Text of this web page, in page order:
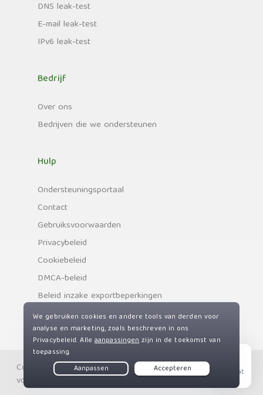
DNS leak-test
E-mail leak-test
IPv6 leak-test
Bedrijf
Over ons
Bedrijven die we ondersteunen
Hulp
Ondersteuningsportaal
Contact
Gebruiksvoorwaarden
Privacybeleid
Cookiebeleid
DMCA-beleid
Beleid inzake exportbeperkingen
Copyright © Private Internet Access, Inc. Alle rechten
voorbehouden.
Live Chat